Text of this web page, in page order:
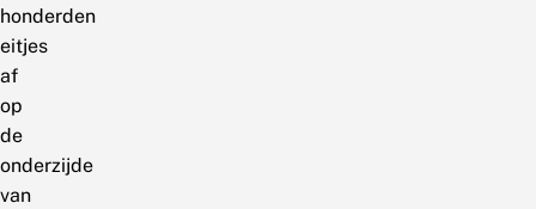
honderden
eitjes
af
op
de
onderzijde
van